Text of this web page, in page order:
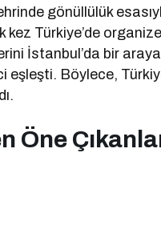
gönüllülük
kez Türkiye’de
İstanbul’da bir
eşleşti. Böylece,
Öne